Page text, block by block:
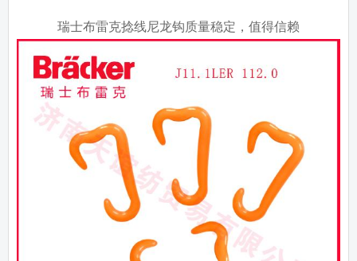
瑞士布雷克捻线尼龙钩质量稳定，值得信赖